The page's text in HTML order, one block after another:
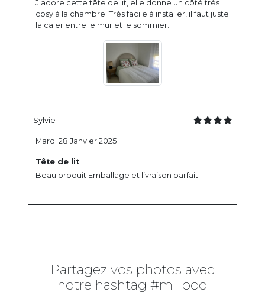
J'adore cette tête de lit, elle donne un côté très
cosy à la chambre. Très facile à installer, il faut juste
la caler entre le mur et le sommier.
Sylvie
Tête de lit
Beau produit Emballage et livraison parfait
Mardi 28 Janvier 2025
Partagez vos photos avec
notre hashtag #miliboo